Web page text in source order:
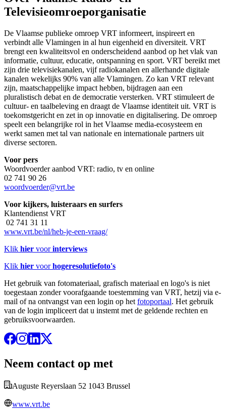
Televisieomroeporganisatie
De Vlaamse publieke omroep VRT informeert, inspireert en
verbindt alle Vlamingen in al hun eigenheid en diversiteit. VRT
brengt een kwaliteitsvol en onderscheidend aanbod op het vlak van
informatie, cultuur, educatie, ontspanning en sport. VRT bereikt met
zijn drie televisiekanalen, vijf radiokanalen en allerhande digitale
kanalen wekelijks 90% van alle Vlamingen. Zo kan VRT relevant
zijn, maatschappelijke impact hebben, bijdragen aan een
pluralistisch debat en de democratie versterken. VRT stimuleert de
cultuur- en taalbeleving en draagt de Vlaamse identiteit uit. VRT is
toekomstgericht en zet in op innovatie en digitalisering. De omroep
speelt een belangrijke rol in het Vlaamse media-ecosysteem en
werkt samen met tal van nationale en internationale partners uit
diverse sectoren.
Voor pers
Woordvoerder aanbod VRT: radio, tv en online
02 741 90 26
woordvoerder@vrt.be
Voor kijkers, luisteraars en surfers
Klantendienst VRT
02 741 31 11
www.vrt.be/nl/heb-je-een-vraag/
Klik hier voorinterviews
Klik hier voorhogeresolutiefoto's
Het gebruik van fotomateriaal, grafisch materiaal en logo's is niet
toegestaan zonder voorafgaande toestemming van VRT, hetzij via e-
mail of na ontvangst van een login op het fotoportaal. Het gebruik
van de login impliceert dat u instemt met de geldende rechten en
gebruiksvoorwaarden.
Neem contact op met
Auguste Reyerslaan 52 1043 Brussel
www.vrt.be